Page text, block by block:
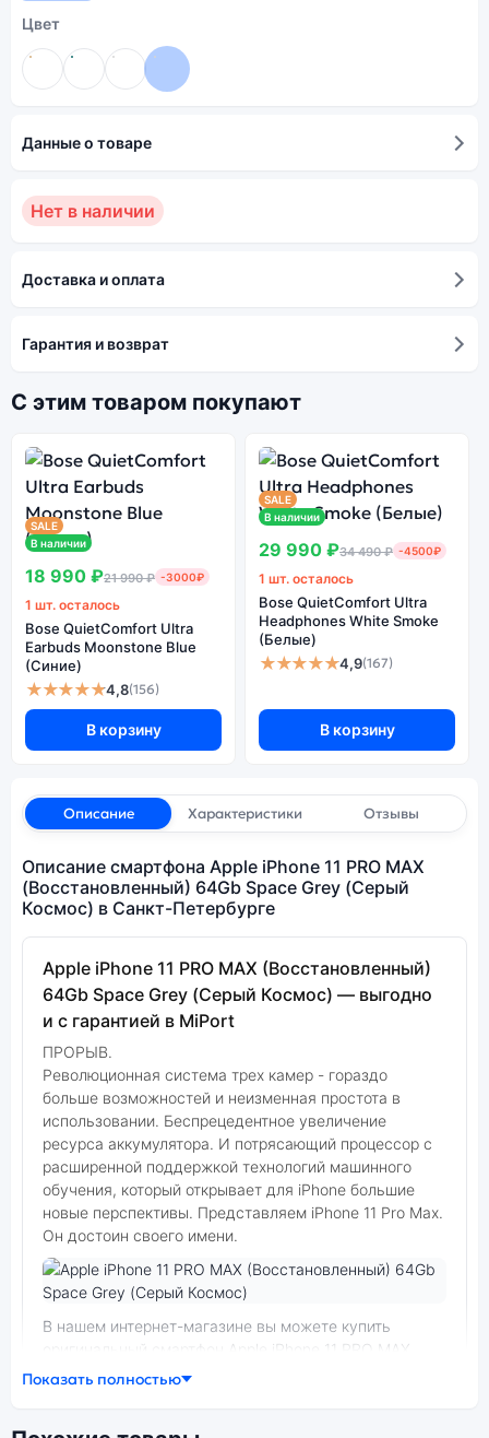
Цвет
Данные о товаре
Нет в наличии
Доставка и оплата
Гарантия и возврат
С этим товаром покупают
SALE
В наличии
18 990 ₽21 990 ₽ -3000₽
1 шт. осталось
Bose QuietComfort Ultra
Earbuds Moonstone Blue
(Синие)
★★★★★4,8(156)
В корзину
SALE
В наличии
29 990 ₽34 490 ₽ -4500₽
1 шт. осталось
Bose QuietComfort Ultra
Headphones White Smoke
(Белые)
★★★★★4,9(167)
В корзину
Описание Характеристики Отзывы
Описание смартфона Apple iPhone 11 PRO MAX
(Восстановленный) 64Gb Space Grey (Серый
Космос) в Санкт-Петербурге
Apple iPhone 11 PRO MAX (Восстановленный)
64Gb Space Grey (Серый Космос) — выгодно
и с гарантией в MiPort
ПРОРЫВ.
Революционная система трех камер - гораздо
больше возможностей и неизменная простота в
использовании. Беспрецедентное увеличение
ресурса аккумулятора. И потряса­ющий процессор с
расши­ренной поддержкой технологий машинного
обучения, который открывает для iPhone большие
новые перспек­тивы. Представляем iPhone 11 Pro Max.
Он достоин своего имени.
В нашем интернет-магазине вы можете купить
оригинальный смартфон Apple iPhone 11 PRO MAX
(Восстановленный) 64Gb Space Grey (Серый Космос)
Показать полностью